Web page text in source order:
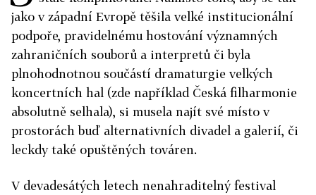
jako v západní Evropě těšila velké institucionální
podpoře, pravidelnému hostování významných
zahraničních souborů a interpretů či byla
plnohodnotnou součástí dramaturgie velkých
koncertních hal (zde například Česká filharmonie
absolutně selhala), si musela najít své místo v
prostorách buď alternativních divadel a galerií, či
leckdy také opuštěných továren.
V devadesátých letech nenahraditelný festival